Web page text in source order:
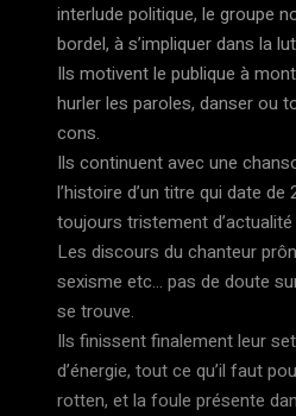
interlude politique, le groupe
bordel, à s’impliquer dans la
Ils motivent le publique à
hurler les paroles, danser ou
cons.
Ils continuent avec une
l’histoire d’un titre qui date
toujours tristement
Les discours du chanteur
sexisme etc… pas de doute
se trouve.
Ils finissent finalement leur
d’énergie, tout ce qu’il faut
rotten, et la foule présente